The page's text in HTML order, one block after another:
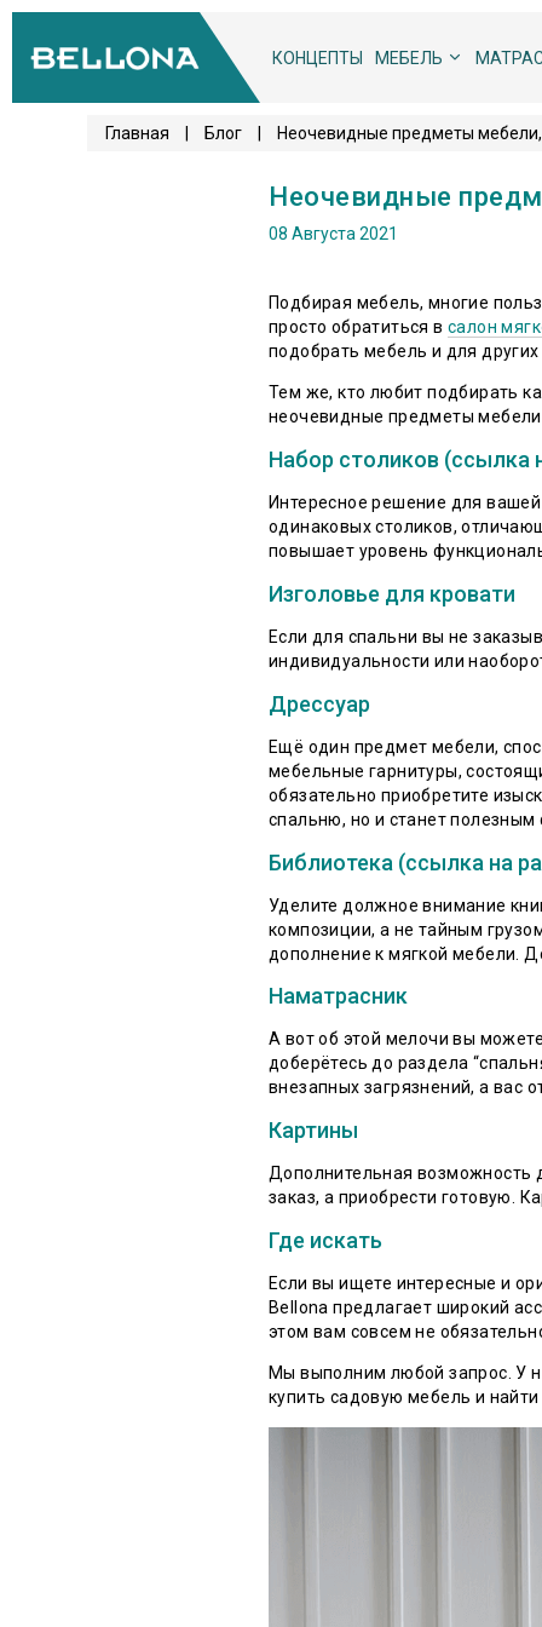
КОНЦЕПТЫ МЕБЕЛЬ
Главная Блог Неочевидные предметы
Неочевидные
08 Августа 2021
Подбирая мебель, многие
просто обратиться в салон
подобрать мебель и для
Тем же, кто любит подбирать
неочевидные предметы
Набор столиков (ссылка
Интересное решение для
одинаковых столиков,
повышает уровень
Изголовье для кровати
Если для спальни вы не
индивидуальности или
Дрессуар
Ещё один предмет мебели,
мебельные гарнитуры,
обязательно приобретите
спальню, но и станет
Библиотека (ссылка на
Уделите должное внимание
композиции, а не тайным
дополнение к мягкой мебели.
Наматрасник
А вот об этой мелочи вы
доберётесь до раздела
внезапных загрязнений, а вас
Картины
Дополнительная возможность
заказ, а приобрести готовую.
Где искать
Если вы ищете интересные и
Bellona предлагает широкий
этом вам совсем не
Мы выполним любой запрос. У
купить садовую мебель и